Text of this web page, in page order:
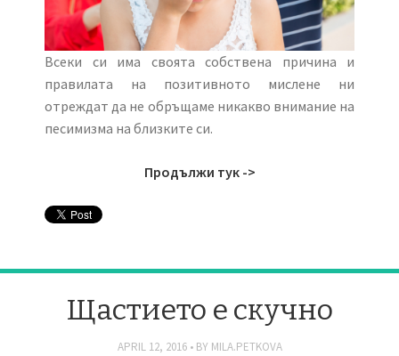
Всеки си има своята собствена причина и
правилата на позитивното мислене ни
отреждат да не обръщаме никакво внимание на
песимизма на близките си.
Продължи тук ->
Щастието е скучно
APRIL 12, 2016 BY MILA.PETKOVA